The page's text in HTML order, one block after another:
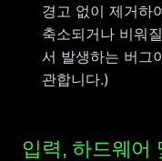
경고 없이 제거하
축소되거나 비워
서 발생하는 버그
관합니다.)
입력, 하드웨어